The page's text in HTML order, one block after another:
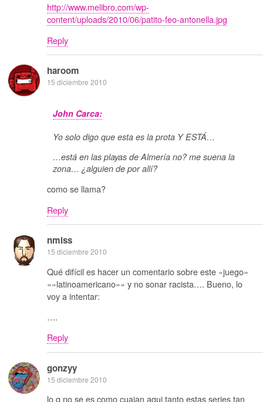
http://www.melibro.com/wp-
content/uploads/2010/06/patito-feo-antonella.jpg
Reply
haroom
15 diciembre 2010
John Carca:
Yo solo digo que esta es la prota Y ESTÁ…
…está en las playas de Almería no? me suena la
zona… ¿alguien de por allí?
como se llama?
Reply
nmlss
15 diciembre 2010
Qué difícil es hacer un comentario sobre este «juego»
«»latinoamericano»» y no sonar racista…. Bueno, lo
voy a intentar:
….
Reply
gonzyy
15 diciembre 2010
lo q no se es como cuajan aqui tanto estas series tan